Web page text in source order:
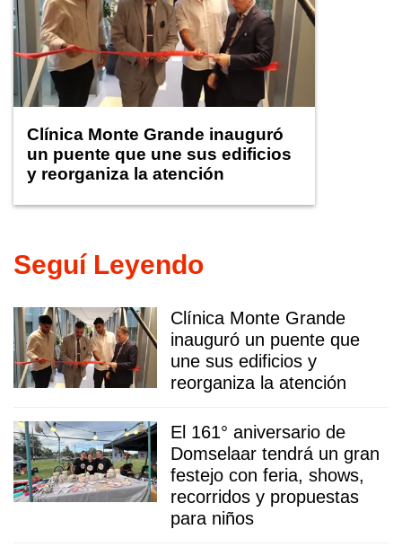
Clínica Monte Grande inauguró
un puente que une sus edificios
y reorganiza la atención
Seguí Leyendo
Clínica Monte Grande
inauguró un puente que
une sus edificios y
reorganiza la atención
El 161° aniversario de
Domselaar tendrá un gran
festejo con feria, shows,
recorridos y propuestas
para niños